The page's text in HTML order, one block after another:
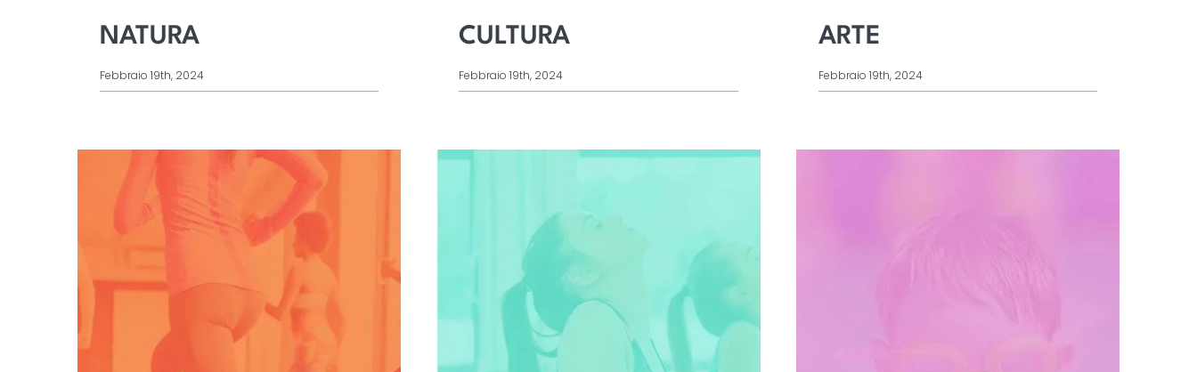
NATURA
Febbraio 19th, 2024
CULTURA
Febbraio 19th, 2024
ARTE
Febbraio 19th, 2024